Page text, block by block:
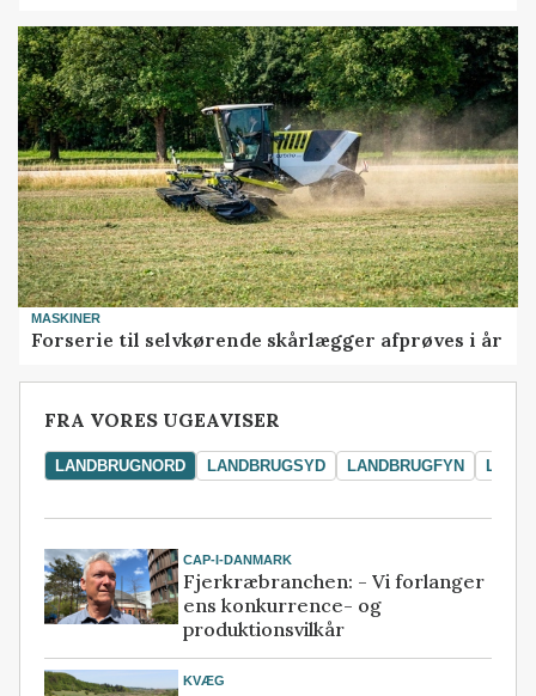
MASKINER
Forserie til selvkørende skårlægger afprøves i år
FRA VORES UGEAVISER
LANDBRUGNORD LANDBRUGSYD LANDBRUGFYN
CAP-I-DANMARK
Fjerkræbranchen: - Vi forlanger
ens konkurrence- og
produktionsvilkår
KVÆG